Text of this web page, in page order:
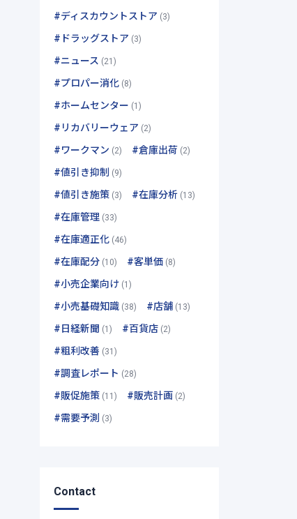
#ディスカウントストア (3)
#ドラッグストア (3)
#ニュース (21)
#プロパー消化(8)
#ホームセンター (1)
#リカバリーウェア (2)
#ワークマン (2) #倉庫出荷 (2)
#値引き抑制 (9)
#値引き施策(3) #在庫分析(13)
#在庫管理(33)
#在庫適正化(46)
#在庫配分(10) #客単価(8)
#小売企業向け(1)
#小売基礎知識(38) #店舗(13)
#日経新聞 (1) #百貨店(2)
#粗利改善 (31)
#調査レポート (28)
#販促施策(11) #販売計画 (2)
#需要予測 (3)
Contact